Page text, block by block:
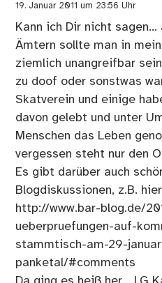
19. Januar 2011 um 23:56 Uhr
Kann ich Dir nicht
Ämtern sollte man in
ziemlich unangreifbar
zu doof oder sonstwas
Skatverein und einige
davon gelebt und unter
Menschen das Leben
vergessen steht nur den
Es gibt darüber auch
Blogdiskussionen, z.B.
http://www.bar-blog.de/
ueberpruefungen-auf-
stammtisch-am-29-
panketal/#comments